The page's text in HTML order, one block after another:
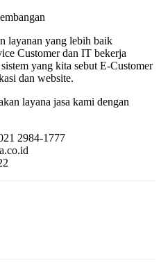
layanan yang lebih baik
Customer dan IT bekerja
yang kita sebut E-Customer
dan website.
layana jasa kami dengan
2984-1777